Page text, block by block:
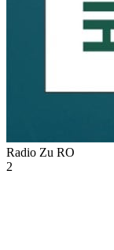
Radio Zu RO
2